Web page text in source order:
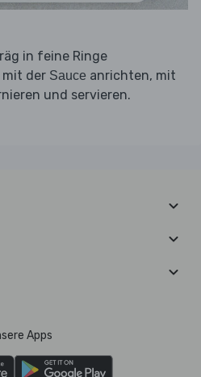
in feine Ringe
mit der Sauce anrichten, mit
und servieren.
Apps